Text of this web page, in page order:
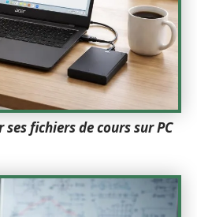
fichiers de cours sur PC